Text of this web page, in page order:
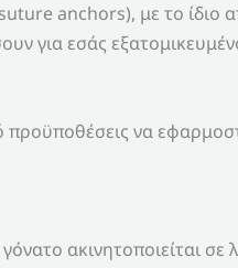
anchors), με το ίδιο
για εσάς
να
ακινητοποιείται σε